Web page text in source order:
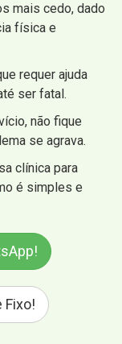
mais cedo, dado
física e
requer ajuda
ser fatal.
não fique
se agrava.
clínica para
é simples e
Fixo!